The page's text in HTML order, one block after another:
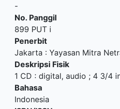
-
No. Panggil
899 PUT i
Penerbit
Jakarta : Yayasan Mitra
Deskripsi Fisik
1 CD : digital, audio ; 4 3/4
Bahasa
Indonesia